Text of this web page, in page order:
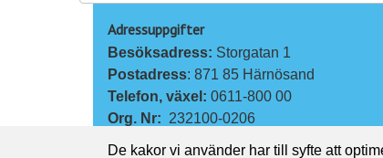
Adressuppgifter
Besöksadress: Storgatan 1
Postadress: 871 85 Härnösand
Telefon, växel: 0611-800 00
Org. Nr: 232100-0206
Kontakta oss
De kakor vi använder har till syfte att